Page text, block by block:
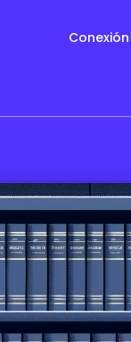
Conexión